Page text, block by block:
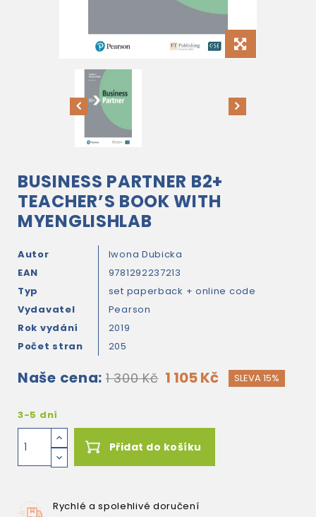
BUSINESS PARTNER B2+
TEACHER’S BOOK WITH
MYENGLISHLAB
Autor
Iwona Dubicka
EAN
9781292237213
Typ
set paperback + online code
Vydavatel
Pearson
Rok vydání
2019
Počet stran
205
Naše cena: 1 300 Kč 1 105 Kč SLEVA 15%
3-5 dní
Přidat do košíku
Rychlé a spolehlivé doručení